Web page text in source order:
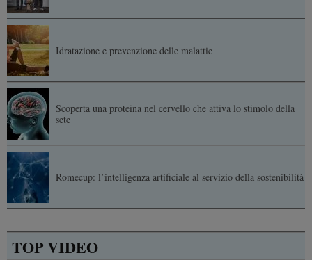
Idratazione e prevenzione delle malattie
Scoperta una proteina nel cervello che attiva lo stimolo della
sete
Romecup: l’intelligenza artificiale al servizio della sostenibilità
TOP VIDEO